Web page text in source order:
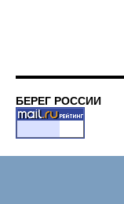
БЕРЕГ РОССИИ